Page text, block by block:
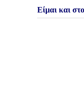
Είμαι και